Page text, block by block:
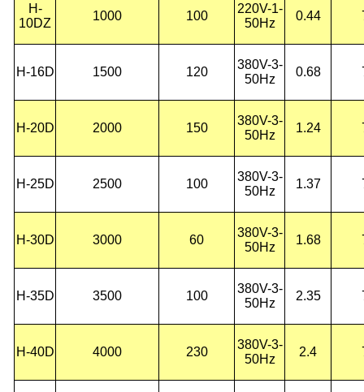
H-
10DZ
1000 100
220V-1-
50Hz
0.44
H-16D 1500 120
380V-3-
50Hz
0.68
H-20D 2000 150
380V-3-
50Hz
1.24
H-25D 2500 100
380V-3-
50Hz
1.37
H-30D 3000 60
380V-3-
50Hz
1.68
H-35D 3500 100
380V-3-
50Hz
2.35
H-40D 4000 230
380V-3-
50Hz
2.4